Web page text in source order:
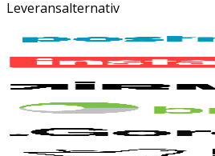
Leveransalternativ